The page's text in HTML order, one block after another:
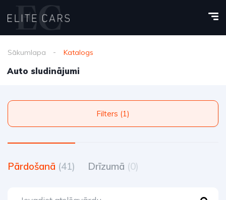
Sākumlapa Katalogs
Auto sludinājumi
Filters (1)
Pārdošanā (41) Drīzumā (0)